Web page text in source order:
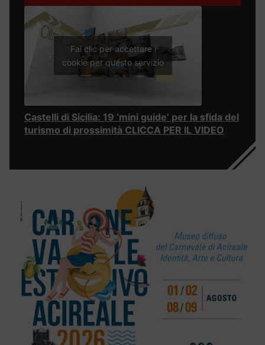
Fai clic per accettare i
cookie per questo servizio
Castelli di Sicilia: 19 ‘mini guide’ per la sfida del
turismo di prossimità CLICCA PER IL VIDEO